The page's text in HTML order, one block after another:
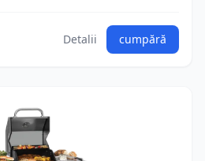
Detalii cumpără